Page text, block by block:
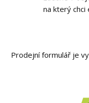
na který chci
Prodejní formulář je